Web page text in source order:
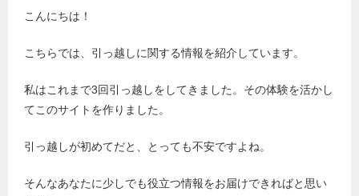
こんにちは！
こちらでは、引っ越しに関する情報を紹介しています。
私はこれまで3回引っ越しをしてきました。その体験を活かし
てこのサイトを作りました。
引っ越しが初めてだと、とっても不安ですよね。
そんなあなたに少しでも役立つ情報をお届けできればと思い